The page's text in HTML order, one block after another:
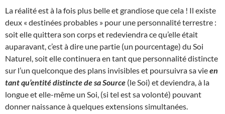
La réalité est à la fois plus belle et grandiose que cela ! Il existe
deux « destinées probables » pour une personnalité terrestre :
soit elle quittera son corps et redeviendra ce qu’elle était
auparavant, c’est à dire une partie (un pourcentage) du Soi
Naturel, soit elle continuera en tant que personnalité distincte
sur l’un quelconque des plans invisibles et poursuivra sa vieen
tant qu’entité distincte de sa Source (le Soi) et deviendra, à la
longue et elle-même un Soi, (si tel est sa volonté) pouvant
donner naissance à quelques extensions simultanées.